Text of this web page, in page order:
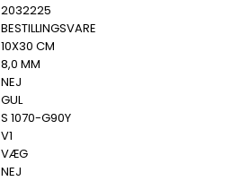
2032225
BESTILLINGSVARE
10X30 CM
8,0 MM
NEJ
GUL
S 1070-G90Y
V1
VÆG
NEJ